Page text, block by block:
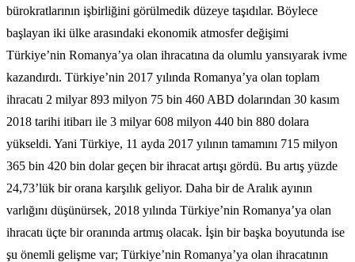
bürokratlarının işbirliğini görülmedik düzeye taşıdılar. Böylece
başlayan iki ülke arasındaki ekonomik atmosfer değişimi
Türkiye’nin Romanya’ya olan ihracatına da olumlu yansıyarak ivme
kazandırdı. Türkiye’nin 2017 yılında Romanya’ya olan toplam
ihracatı 2 milyar 893 milyon 75 bin 460 ABD dolarından 30 kasım
2018 tarihi itibarı ile 3 milyar 608 milyon 440 bin 880 dolara
yükseldi. Yani Türkiye, 11 ayda 2017 yılının tamamını 715 milyon
365 bin 420 bin dolar geçen bir ihracat artışı gördü. Bu artış yüzde
24,73’lük bir orana karşılık geliyor. Daha bir de Aralık ayının
varlığını düşünürsek, 2018 yılında Türkiye’nin Romanya’ya olan
ihracatı üçte bir oranında artmış olacak. İşin bir başka boyutunda ise
şu önemli gelişme var; Türkiye’nin Romanya’ya olan ihracatının